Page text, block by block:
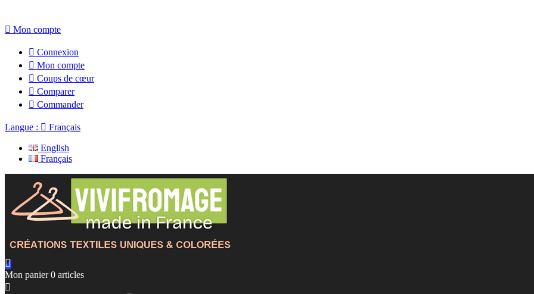
 Mon compte
 Connexion
 Mon compte
 Coups de cœur
 Comparer
 Commander
Langue :  Français
English
Français

Mon panier 0 articles
